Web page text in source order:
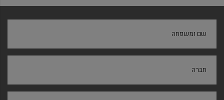
שם ומשפחה
חברה